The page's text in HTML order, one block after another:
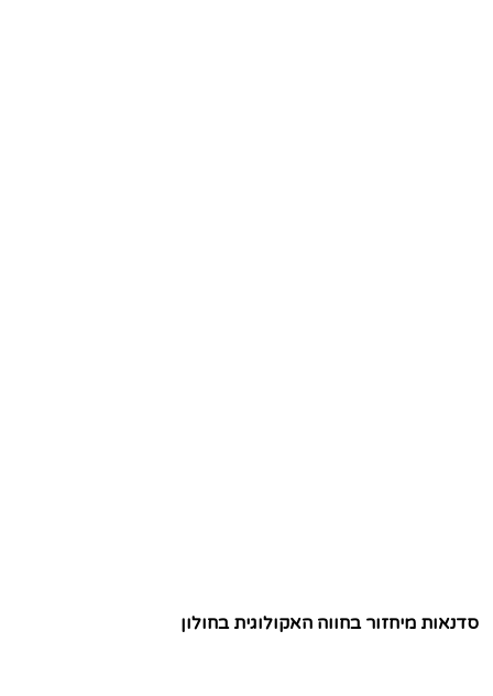
סדנאות מיחזור בחווה האקולוגית בחולון